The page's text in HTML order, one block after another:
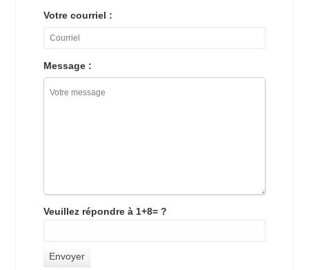
Votre courriel :
Message :
Veuillez répondre à 1+8= ?